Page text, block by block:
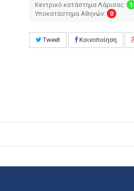
Κεντρικό κατάστημα Λάρισας: 1
Υποκατάστημα Αθηνών: 0
Tweet Κοινοποίηση